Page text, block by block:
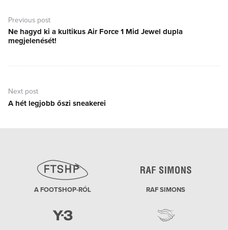
navigáció
Previous post
Previous
post:
Ne hagyd ki a kultikus Air Force 1 Mid Jewel dupla
megjelenését!
Next post
Next
A hét legjobb őszi sneakerei
A FOOTSHOP-RÓL RAF SIMONS